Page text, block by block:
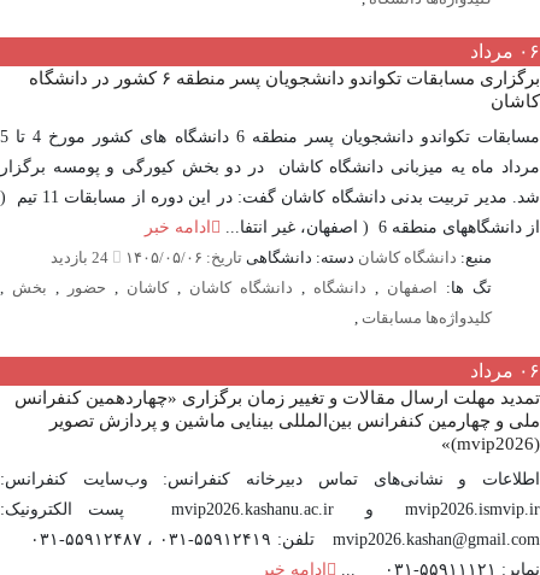
مرداد
برگزاری مسابقات تکواندو دانشجویان پسر منطقه ۶ کشور در دانشگاه
مسابقات تکواندو دانشجویان پسر منطقه 6 دانشگاه های کشور مورخ 4 تا 5
ماه یه میزبانی دانشگاه کاشان در دو بخش کیورگی و پومسه برگزار
شد. مدیر تربیت بدنی دانشگاه کاشان گفت: در این دوره از مسابقات 11 تیم (
منطقه 6 ( اصفهان، غیر انتفا...
ادامه خبر
منبع:دانشگاه کاشان دسته: دانشگاهیتاریخ: ۱۴۰۵/۰۵/۰۶
24 بازدید
تگ ها:اصفهان, دانشگاه, دانشگاه کاشان, کاشان, حضور, بخش,
کلیدواژه‌ها مسابقات,
مرداد
مهلت ارسال مقالات و تغییر زمان برگزاری «چهاردهمین کنفرانس
و چهارمین کنفرانس بین‌المللی بینایی ماشین و پردازش تصویر
و نشانی‌های تماس دبیرخانه کنفرانس: وب‌سایت کنفرانس:
mvip2026.ismvip.ir و mvip2026.kashanu.ac.ir پست الکترونیک:
mvip2026.kashan@gmail.com تلفن: ۵۵۹۱۲۴۱۹-۰۳۱ ، ۵۵۹۱۲۴۸۷-۰۳۱
۰۳۱ ...
ادامه خبر